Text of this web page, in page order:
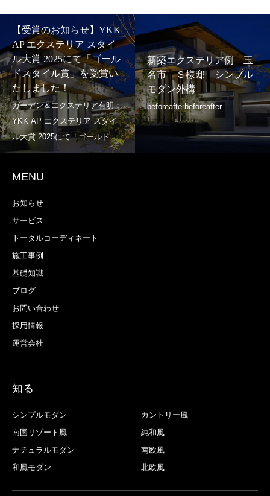
【受賞のお知らせ】YKK
AP エクステリア スタイ
ル大賞 2025にて「ゴール
ドスタイル賞」を受賞い
たしました！
新築エクステリア例 玉
名市 Ｓ様邸 シンプル
モダン外構
MENU
お知らせ
サービス
トータルコーディネート
施工事例
基礎知識
ブログ
お問い合わせ
採用情報
運営会社
知る
シンプルモダン
カントリー風
南国リゾート風
純和風
ナチュラルモダン
南欧風
和風モダン
北欧風